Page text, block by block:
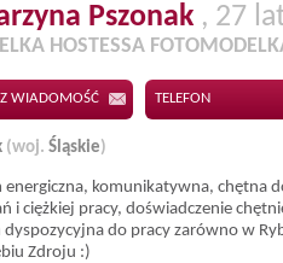
Pszonak , 27
HOSTESSA
WIADOMOŚĆ TELEFON
(woj. Śląskie)
energiczna, komunikatywna, chętna
i ciężkiej pracy, doświadczenie
dyspozycyjna do pracy zarówno w
Zdroju :)